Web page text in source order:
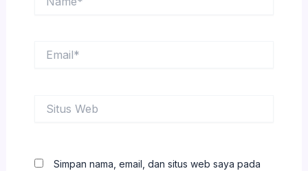
Web
Simpan nama, email, dan situs web saya pada